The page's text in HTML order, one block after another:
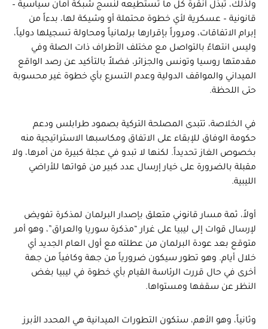
ولذلك، تبذل أنقرة كل ما تستطيعه لنسج شبكة أمان سياسية –
قانونية – عسكرية لأي خطوة محتملة أو وشيكة لها، بدءاً من
إبرام الاتفاقات، ومروراً بإقرارها برلمانياً ومحاولة تسجيلها دولياً،
وليس انتهاءً بالتواصل مع مختلف الأطراف ذات الصلة وفي
مقدمتها روسيا وتونس والجزائر، فضلاً بالتأكيد عن رصد الواقع
الميداني والمواقف الدولية وعدم التسرع بأي خطوة غير محسوبة
حتى اللحظة.
في الخلاصة، تتبدى المصلحة التركية بصمود طرابلس ودعم
حكومة الوفاق للإبقاء على الاتفاق ومكاسبها الاستراتيجية منه
بخصوص الغاز تحديداً. لكنها لا تبدو في عجلة كبيرة من أمرها، ولا
مقبلة بالضرورة على خيار إرسال عدد كبير من قواتها للأراضي
الليبية.
أولاً، ثمة مسار قانوني متعلق بإصدار البرلمان لمذكرة تفويض
لإرسال قوات إلى ليبيا على غرار “مذكرة سوريا والعراق”، وهو أمر
متوقع بعد عودة البرلمان من عطلته مع أول العام الجديد أي
خلال أيام. وهو تطور سيكون ضرورياً من جهة وكافياً من جهة
أخرى في حال قررت الرئاسة القيام بأي خطوة في ليبيا بغض
النظر عن سقفها ومستواها.
وثانياً، وهو الأهم، ستكون التطورات الميدانية هي المحدد الأبرز